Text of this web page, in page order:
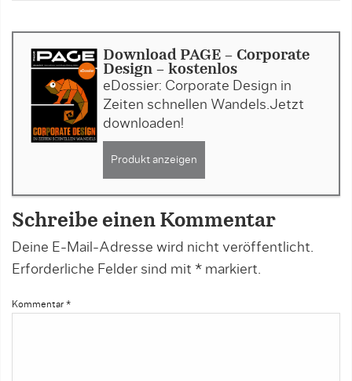
Download PAGE - Corporate
Design - kostenlos
eDossier: Corporate Design in
Zeiten schnellen Wandels.Jetzt
downloaden!
Produkt anzeigen
Schreibe einen Kommentar
Deine E-Mail-Adresse wird nicht veröffentlicht.
Erforderliche Felder sind mit * markiert.
Kommentar *